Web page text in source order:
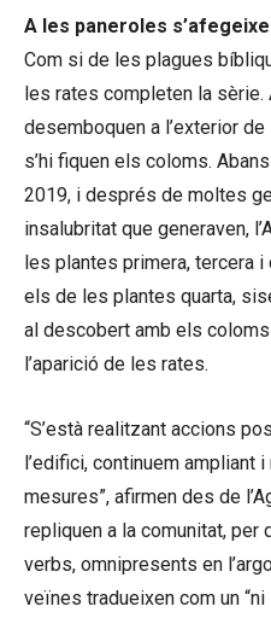
A les paneroles
Com si de les plagues
les rates completen la
desemboquen a l’exterior
s’hi fiquen els coloms.
2019, i després de moltes
insalubritat que generaven,
les plantes primera, tercera
els de les plantes quarta,
al descobert amb els
l’aparició de les rates.
“S’està realitzant accions
l’edifici, continuem ampliant
mesures”, afirmen des de
repliquen a la comunitat, per
verbs, omnipresents en
veïnes tradueixen com un